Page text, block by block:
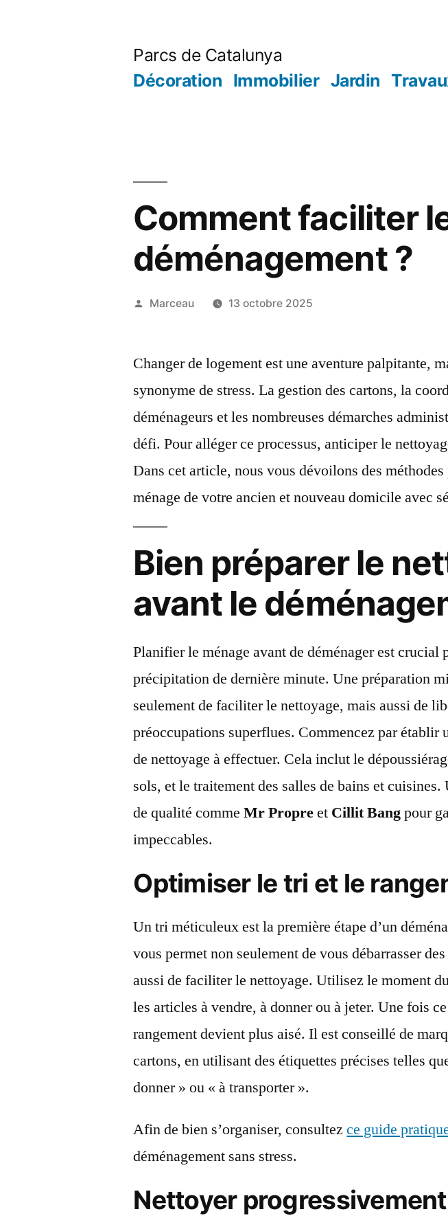
Parcs de Catalunya
Décoration Immobilier Jardin
Comment faciliter
déménagement ?
Publié
Marceau 13 octobre 2025
Changer de logement est une aventure palpitante,
synonyme de stress. La gestion des cartons, la
déménageurs et les nombreuses démarches
défi. Pour alléger ce processus, anticiper le
Dans cet article, nous vous dévoilons des
ménage de votre ancien et nouveau domicile avec
Bien préparer le
avant le
Planifier le ménage avant de déménager est crucial
précipitation de dernière minute. Une préparation
seulement de faciliter le nettoyage, mais aussi de
préoccupations superflues. Commencez par établir
de nettoyage à effectuer. Cela inclut le
sols, et le traitement des salles de bains et
de qualité commeMr Propreet Cillit Bangpour
impeccables.
Optimiser le tri et le
Un tri méticuleux est la première étape d’un
vous permet non seulement de vous débarrasser
aussi de faciliter le nettoyage. Utilisez le moment
les articles à vendre, à donner ou à jeter. Une fois
rangement devient plus aisé. Il est conseillé de
cartons, en utilisant des étiquettes précises telles
donner » ou « à transporter ».
Afin de bien s’organiser, consultezce guide
déménagement sans stress.
Nettoyer